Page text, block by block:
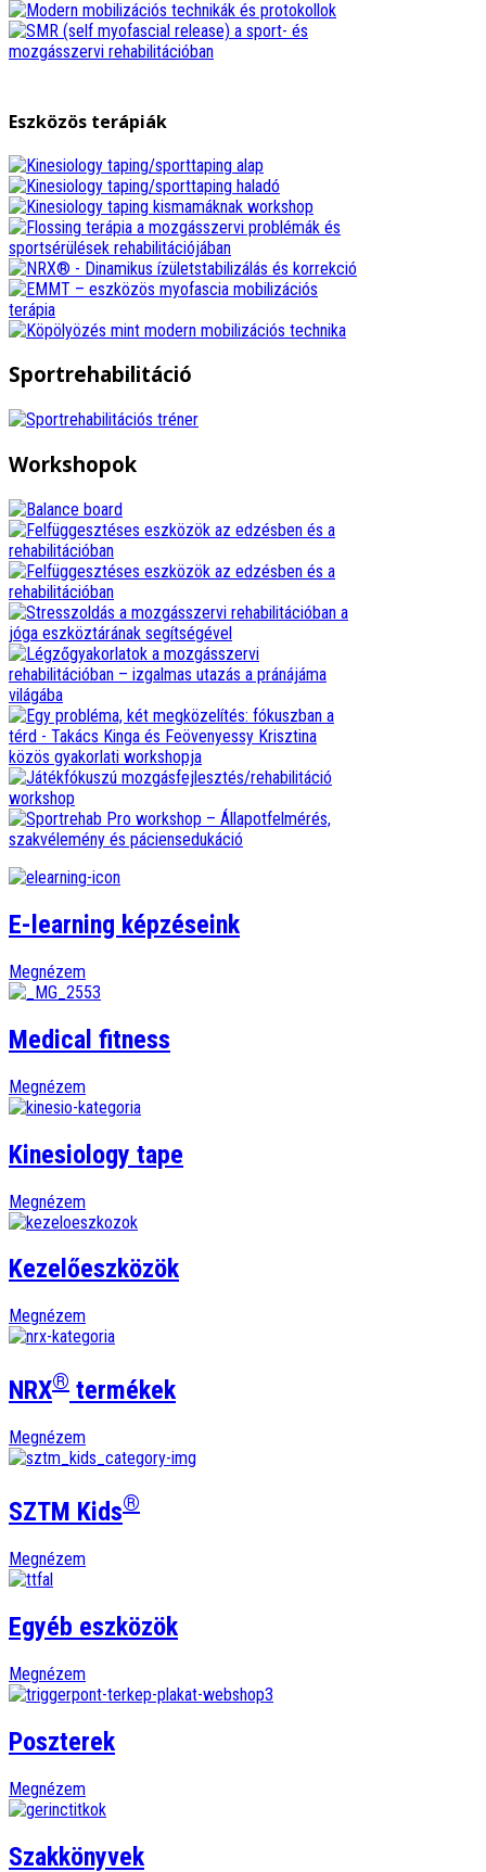
Eszközös terápiák
Sportrehabilitáció
Workshopok
E-learning képzéseink
Megnézem
Medical fitness
Megnézem
Kinesiology tape
Megnézem
Kezelőeszközök
Megnézem
NRX® termékek
Megnézem
SZTM Kids®
Megnézem
Egyéb eszközök
Megnézem
Poszterek
Megnézem
Szakkönyvek